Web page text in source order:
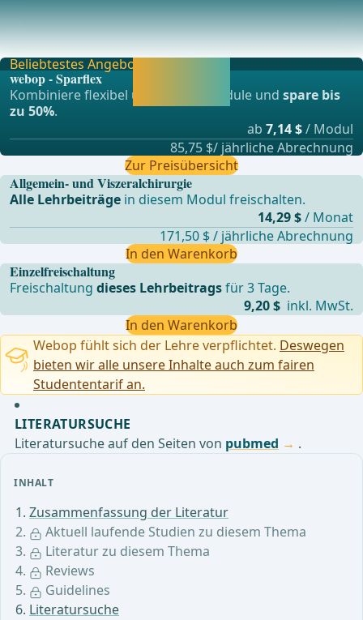
INHALT
Zusammenfassung der Literatur
Aktuell laufende Studien zu diesem Thema
Literatur zu diesem Thema
Reviews
Guidelines
Literatursuche
Laparoscopic Inguinal Hernia Repair - Does the Choice of
Self-fixated Mesh Matter?Laparoendoscopic
Einzelfreischaltung
Freischaltungdieses Lehrbeitragsfür 3 Tage.
9,20 $ inkl. MwSt.
In den Warenkorb
Beliebtestes Angebot
webop - Sparflex
Kombiniere flexibel unsere Lernmodule undspare bis
zu 50%.
ab 7,14 $/ Modul
85,75 $/ jährliche Abrechnung
Zur Preisübersicht
Allgemein- und Viszeralchirurgie
Alle Lehrbeiträge in diesem Modul freischalten.
14,29 $/ Monat
171,50 $ / jährliche Abrechnung
In den Warenkorb
Webop fühlt sich der Lehre verpflichtet. Deswegen
bieten wir alle unsere Inhalte auch zum fairen
Studententarif an.
LITERATURSUCHE
Literatursuche auf den Seiten von pubmed .